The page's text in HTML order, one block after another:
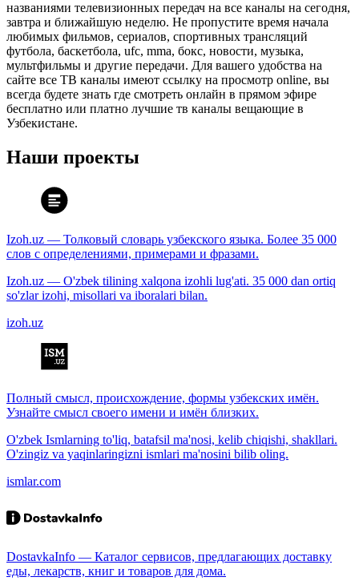
названиями телевизионных передач на все каналы на сегодня,
завтра и ближайшую неделю. Не пропустите время начала
любимых фильмов, сериалов, спортивных трансляций
футбола, баскетбола, ufc, mma, бокс, новости, музыка,
мультфильмы и другие передачи. Для вашего удобства на
сайте все ТВ каналы имеют ссылку на просмотр online, вы
всегда будете знать где смотреть онлайн в прямом эфире
бесплатно или платно лучшие тв каналы вещающие в
Узбекистане.
Наши проекты
Izoh.uz — Толковый словарь узбекского языка. Более 35 000
слов с определениями, примерами и фразами.
Izoh.uz — O'zbek tilining xalqona izohli lug'ati. 35 000 dan ortiq
so'zlar izohi, misollari va iboralari bilan.
izoh.uz
Полный смысл, происхождение, формы узбекских имён.
Узнайте смысл своего имени и имён близких.
O'zbek Ismlarning to'liq, batafsil ma'nosi, kelib chiqishi, shakllari.
O'zingiz va yaqinlaringizni ismlari ma'nosini bilib oling.
ismlar.com
DostavkaInfo — Каталог сервисов, предлагающих доставку
еды, лекарств, книг и товаров для дома.